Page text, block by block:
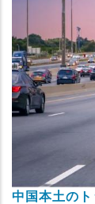
中国本土の